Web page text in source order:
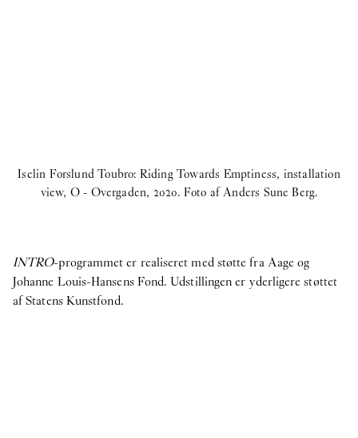
Iselin Forslund Toubro: Riding Towards Emptiness, installation
view, O - Overgaden, 2020. Foto af Anders Sune Berg.
INTRO-programmet er realiseret med støtte fra Aage og
Johanne Louis-Hansens Fond. Udstillingen er yderligere støttet
af Statens Kunstfond.